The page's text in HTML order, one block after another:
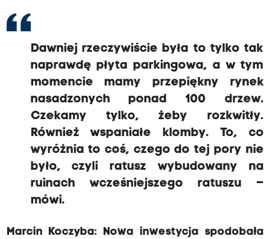
Dawniej rzeczywiście była to tylko tak
naprawdę płyta parkingowa, a w tym
momencie mamy przepiękny rynek
nasadzonych ponad 100 drzew.
Czekamy tylko, żeby rozkwitły.
Również wspaniałe klomby. To, co
wyróżnia to coś, czego do tej pory nie
było, czyli ratusz wybudowany na
ruinach wcześniejszego ratuszu –
mówi.
Marcin Koczyba: Nowa inwestycja spodobała